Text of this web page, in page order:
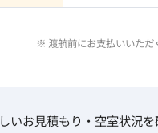
※ 渡航前にお支払いいただ
いお見積もり・空室状況